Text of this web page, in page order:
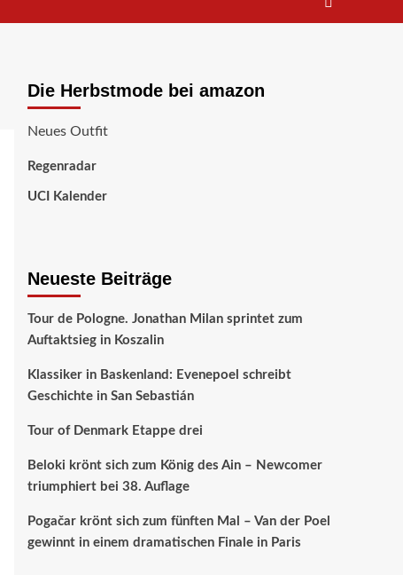
Die Herbstmode bei amazon
Neues Outfit
Regenradar
UCI Kalender
Neueste Beiträge
Tour de Pologne. Jonathan Milan sprintet zum
Auftaktsieg in Koszalin
Klassiker in Baskenland: Evenepoel schreibt
Geschichte in San Sebastián
Tour of Denmark Etappe drei
Beloki krönt sich zum König des Ain – Newcomer
triumphiert bei 38. Auflage
Pogačar krönt sich zum fünften Mal – Van der Poel
gewinnt in einem dramatischen Finale in Paris